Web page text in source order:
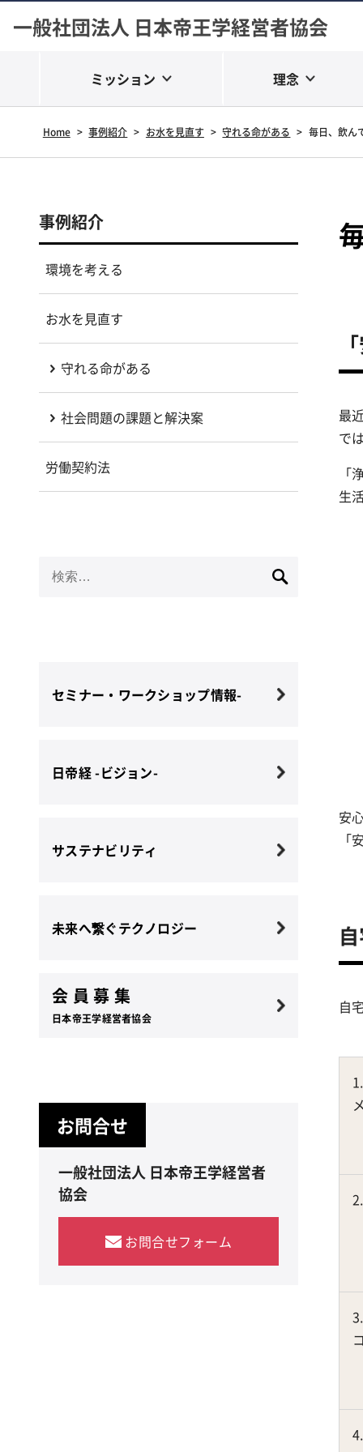
一般社団法人 日本帝王学経営者協会
ミッション 理念
Home > 事例紹介 > お水を見直す > 守れる命がある > 毎日、飲ん
最
で
「
生
安
「
自
事例紹介
環境を考える
お水を見直す
守れる命がある
社会問題の課題と解決案
労働契約法
索:
セミナー・ワークショップ情報-
日帝経 -ビジョン-
サステナビリティ
未来へ繋ぐテクノロジー
会 員 募 集
日本帝王学経営者協会
お問合せ
一般社団法人 日本帝王学経営者
協会
お問合せフォーム